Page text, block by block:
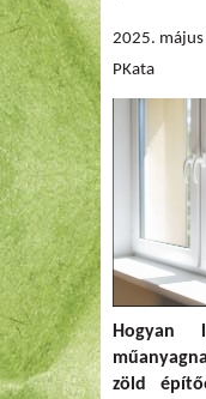
2025. május
PKata
Hogyan
zöld